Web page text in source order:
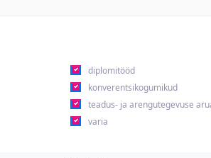
diplomitööd
konverentsikogumikud
teadus- ja arengutegevuse
varia